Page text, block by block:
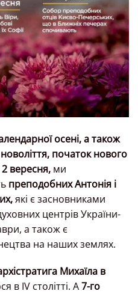
осені, а також
початок нового
2 вересня, ми
преподобних Антонія і
які є засновниками
центрів України-
а також є
на наших землях.
Михаїла в
в IV столітті. А7-го